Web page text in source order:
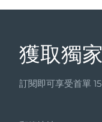
獲取獨
訂閱即可享受首單